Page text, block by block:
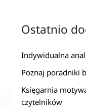
Ostatnio
Indywidualna
Poznaj poradniki
Księgarnia
czytelników